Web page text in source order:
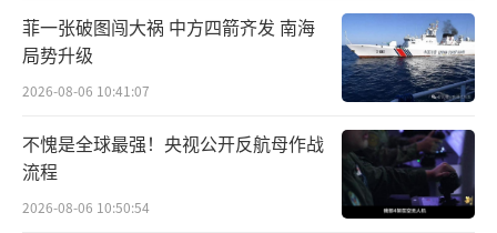
菲一张破图闯大祸 中方四箭齐发 南海
局势升级
2026-08-06 10:41:07
不愧是全球最强！央视公开反航母作战
流程
2026-08-06 10:50:54